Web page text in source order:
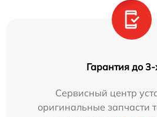
Гарантия до 3-
Сервисный центр
оригинальные запчасти